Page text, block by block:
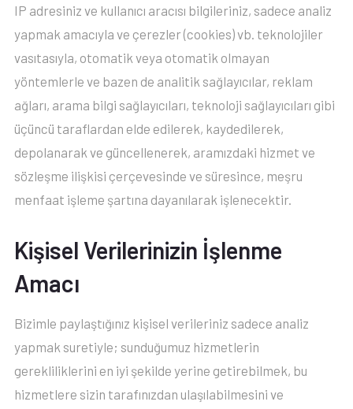
IP adresiniz ve kullanıcı aracısı bilgileriniz, sadece analiz
yapmak amacıyla ve çerezler (cookies) vb. teknolojiler
vasıtasıyla, otomatik veya otomatik olmayan
yöntemlerle ve bazen de analitik sağlayıcılar, reklam
ağları, arama bilgi sağlayıcıları, teknoloji sağlayıcıları gibi
üçüncü taraflardan elde edilerek, kaydedilerek,
depolanarak ve güncellenerek, aramızdaki hizmet ve
sözleşme ilişkisi çerçevesinde ve süresince, meşru
menfaat işleme şartına dayanılarak işlenecektir.
Kişisel Verilerinizin İşlenme
Amacı
Bizimle paylaştığınız kişisel verileriniz sadece analiz
yapmak suretiyle; sunduğumuz hizmetlerin
gerekliliklerini en iyi şekilde yerine getirebilmek, bu
hizmetlere sizin tarafınızdan ulaşılabilmesini ve